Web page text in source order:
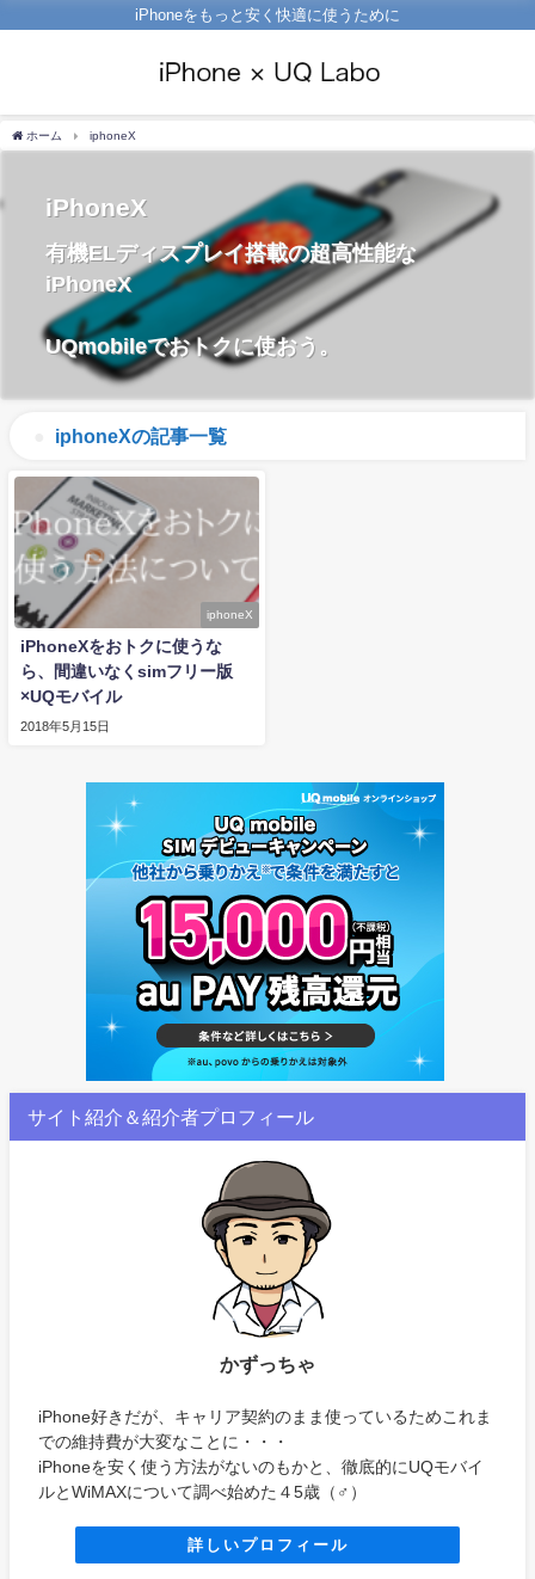
iPhoneをもっと安く快適に使うために
ホーム iphoneX
iPhoneX
有機ELディスプレイ搭載の超高性能な
iPhoneX
UQmobileでおトクに使おう。
iphoneXの記事一覧
iphoneX
iPhoneXをおトクに使うな
ら、間違いなくsimフリー版
×UQモバイル
2018年5月15日
サイト紹介＆紹介者プロフィール
かずっちゃ
iPhone好きだが、キャリア契約のまま使っているためこれま
での維持費が大変なことに・・・
iPhoneを安く使う方法がないのもかと、徹底的にUQモバイ
ルとWiMAXについて調べ始めた４5歳（♂）
詳しいプロフィール